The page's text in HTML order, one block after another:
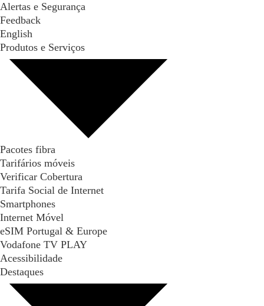
Alertas e Segurança
Feedback
English
Produtos e Serviços
Pacotes fibra
Tarifários móveis
Verificar Cobertura
Tarifa Social de Internet
Smartphones
Internet Móvel
eSIM Portugal & Europe
Vodafone TV PLAY
Acessibilidade
Destaques